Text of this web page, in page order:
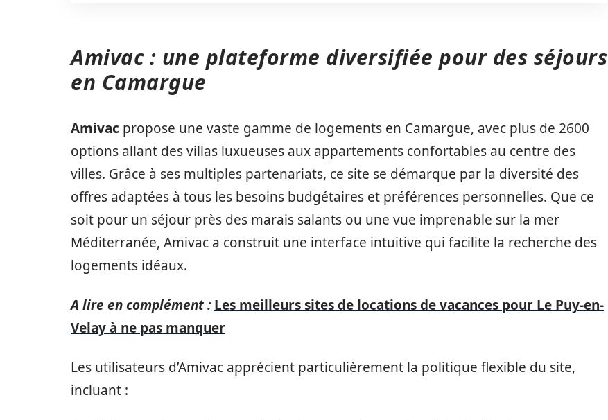
Amivac : une plateforme diversifiée pour des séjours
en Camargue
Amivac propose une vaste gamme de logements en Camargue, avec plus de 2600
options allant des villas luxueuses aux appartements confortables au centre des
villes. Grâce à ses multiples partenariats, ce site se démarque par la diversité des
offres adaptées à tous les besoins budgétaires et préférences personnelles. Que ce
soit pour un séjour près des marais salants ou une vue imprenable sur la mer
Méditerranée, Amivac a construit une interface intuitive qui facilite la recherche des
logements idéaux.
A lire en complément : Les meilleurs sites de locations de vacances pour Le Puy-en-
Velay à ne pas manquer
Les utilisateurs d’Amivac apprécient particulièrement la politique flexible du site,
incluant :